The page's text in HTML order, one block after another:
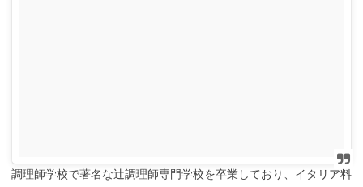
調理師学校で著名な辻調理師専門学校を卒業しており、イタリア料